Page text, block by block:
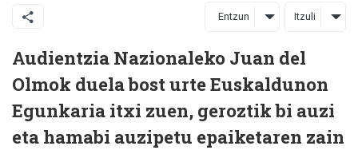
Entzun Itzuli
Audientzia Nazionaleko Juan del
Olmok duela bost urte Euskaldunon
Egunkaria itxi zuen, geroztik bi auzi
eta hamabi auzipetu epaiketaren zain